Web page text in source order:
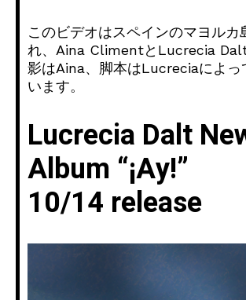
このビデオはスペインのマヨルカ
れ、Aina ClimentとLucrecia
影はAina、脚本はLucreciaによっ
います。
Lucrecia Dalt
Album “¡Ay!”
10/14 release